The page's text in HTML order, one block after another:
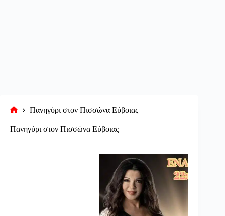
σελίδα
Πανηγύρι στον Πισσώνα Εύβοιας
Πανηγύρι στον Πισσώνα Εύβοιας